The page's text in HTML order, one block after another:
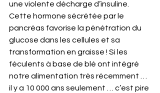
une violente décharge d’insuline.
Cette hormone sécrétée par le
pancréas favorise la pénétration du
glucose dans les cellules et sa
transformation en graisse ! Si les
féculents à base de blé ont intégré
notre alimentation très récemment …
il y a 10 000 ans seulement … c’est pire